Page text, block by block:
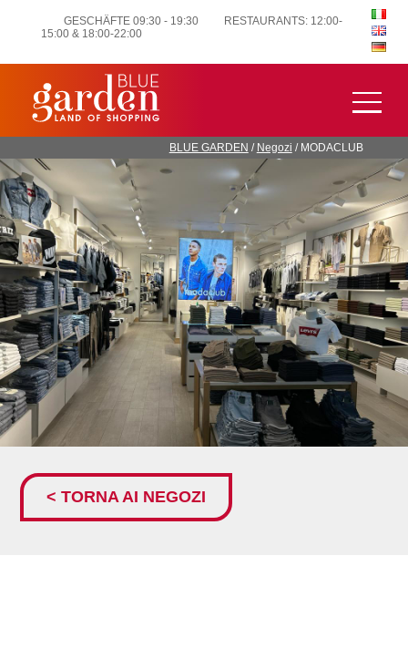
GESCHÄFTE 09:30 - 19:30
RESTAURANTS: 12:00-
15:00 & 18:00-22:00
BLUE GARDEN / Negozi / MODACLUB
< TORNA AI NEGOZI